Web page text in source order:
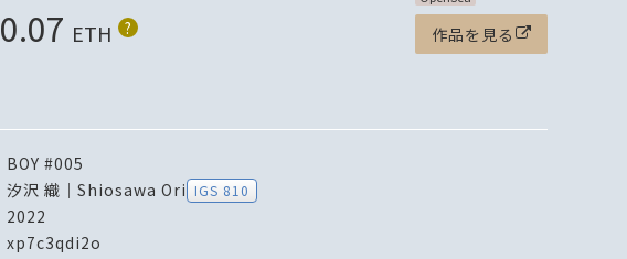
0.07 ETH ? 作品を見る
BOY #005
汐沢 織｜Shiosawa Ori IGS 810
2022
xp7c3qdi2o